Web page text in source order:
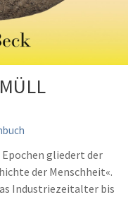
gliedert der
der Menschheit«.
Industriezeitalter bis